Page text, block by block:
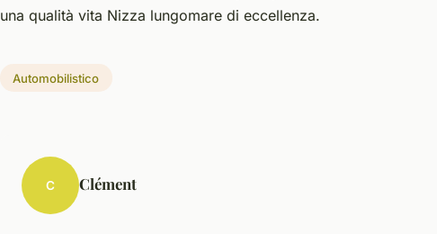
una qualità vita Nizza lungomare di eccellenza.
Automobilistico
C Clément